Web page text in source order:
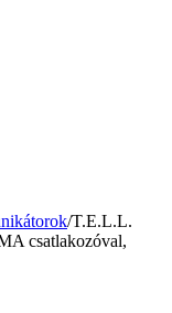
/T.E.L.L.
csatlakozóval,